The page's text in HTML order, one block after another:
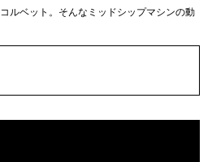
ルベット。そんなミッドシップマシンの動